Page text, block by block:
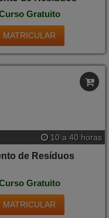
10 a 60 horas
de Resíduos
Gratuito
MATRICULAR